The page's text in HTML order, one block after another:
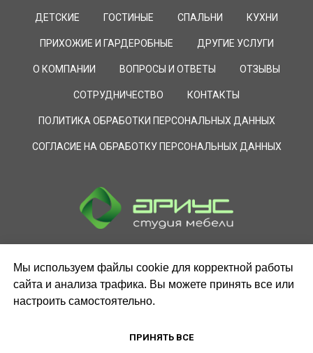
ДЕТСКИЕ ГОСТИНЫЕ СПАЛЬНИ КУХНИ
ПРИХОЖИЕ И ГАРДЕРОБНЫЕ ДРУГИЕ УСЛУГИ
О КОМПАНИИ ВОПРОСЫ И ОТВЕТЫ ОТЗЫВЫ
СОТРУДНИЧЕСТВО КОНТАКТЫ
ПОЛИТИКА ОБРАБОТКИ ПЕРСОНАЛЬНЫХ ДАННЫХ
СОГЛАСИЕ НА ОБРАБОТКУ ПЕРСОНАЛЬНЫХ ДАННЫХ
Мы используем файлы cookie для корректной работы
сайта и анализа трафика. Вы можете принять все или
настроить самостоятельно.
ПРИНЯТЬ ВСЕ